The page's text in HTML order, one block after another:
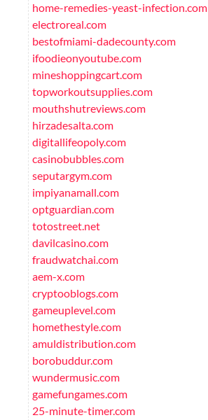
home-remedies-yeast-infection.com
electroreal.com
bestofmiami-dadecounty.com
ifoodieonyoutube.com
mineshoppingcart.com
topworkoutsupplies.com
mouthshutreviews.com
hirzadesalta.com
digitallifeopoly.com
casinobubbles.com
seputargym.com
impiyanamall.com
optguardian.com
totostreet.net
davilcasino.com
fraudwatchai.com
aem-x.com
cryptooblogs.com
gameuplevel.com
homethestyle.com
amuldistribution.com
borobuddur.com
wundermusic.com
gamefungames.com
25-minute-timer.com